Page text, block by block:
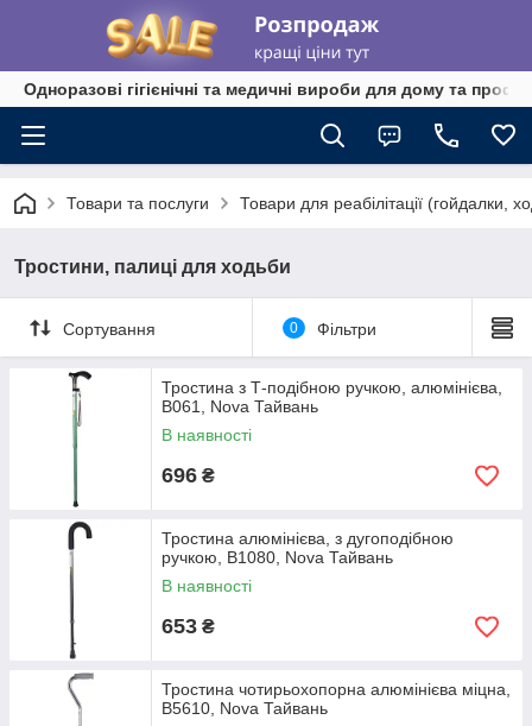
Одноразові гігієнічні та медичні вироби для дому та
Товари та послуги Товари для реабілітації (гойдалки,
Тростини, палиці для ходьби
Сортування 0 Фільтри
Тростина з Т-подібною ручкою, алюмінієва,
B061, Nova Тайвань
В наявності
696 ₴
Тростина алюмінієва, з дугоподібною
ручкою, B1080, Nova Тайвань
В наявності
653 ₴
Тростина чотирьохопорна алюмінієва міцна,
B5610, Nova Тайвань